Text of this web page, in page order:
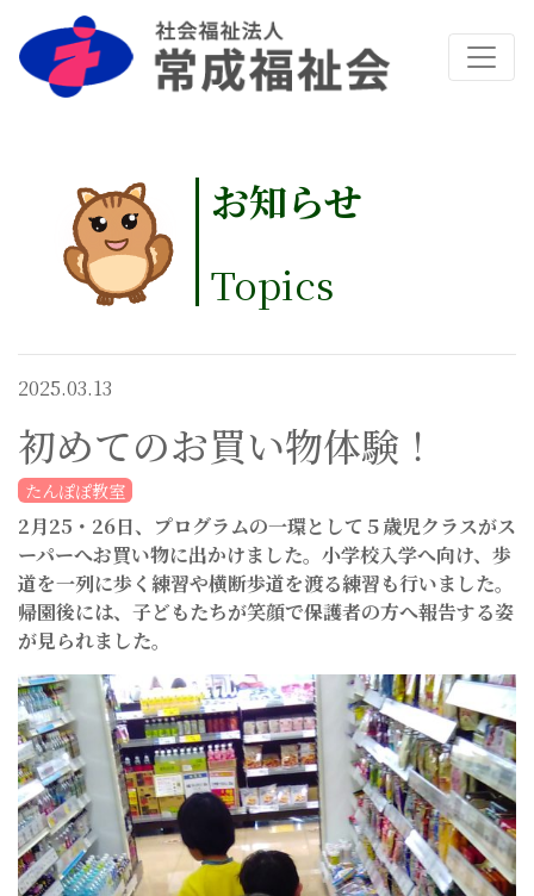
お知らせ
Topics
2025.03.13
初めてのお買い物体験！
たんぽぽ教室
2月25 ・ 26日、プログラムの一環として５歳児クラスがス
ーパーへお買い物に出かけました。小学校入学へ向け、歩
道を一列に歩く練習や横断歩道を渡る練習も行いました。
帰園後には、子どもたちが笑顔で保護者の方へ報告する姿
が見られました。